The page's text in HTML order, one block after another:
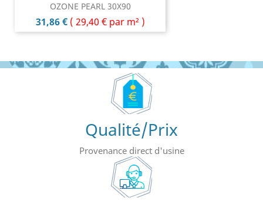
OZONE PEARL 30X90
Prix
31,86 € ( 29,40 € par m² )
Qualité/Prix
Provenance direct d'usine